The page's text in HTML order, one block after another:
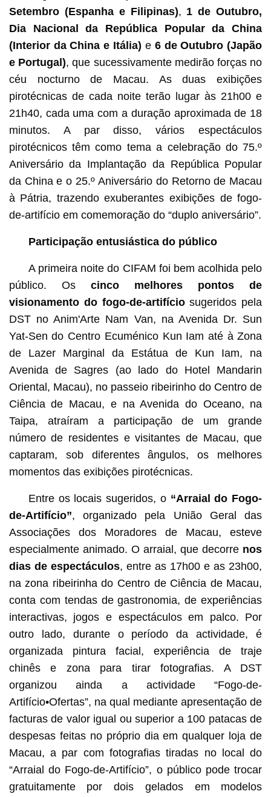
Setembro (Espanha e Filipinas), 1 de Outubro,
Dia Nacional da República Popular da China
(Interior da China e Itália) e 6 de Outubro (Japão
e Portugal), que sucessivamente medirão forças no
céu nocturno de Macau. As duas exibições
pirotécnicas de cada noite terão lugar às 21h00 e
21h40, cada uma com a duração aproximada de 18
minutos. A par disso, vários espectáculos
pirotécnicos têm como tema a celebração do 75.º
Aniversário da Implantação da República Popular
da China e o 25.º Aniversário do Retorno de Macau
à Pátria, trazendo exuberantes exibições de fogo-
de-artifício em comemoração do “duplo aniversário”.
Participação entusiástica do público
A primeira noite do CIFAM foi bem acolhida pelo
público. Oscinco melhores pontos de
visionamento do fogo-de-artifíciosugeridos pela
DST no Anim'Arte Nam Van, na Avenida Dr. Sun
Yat-Sen do Centro Ecuménico Kun Iam até à Zona
de Lazer Marginal da Estátua de Kun Iam, na
Avenida de Sagres (ao lado do Hotel Mandarin
Oriental, Macau), no passeio ribeirinho do Centro de
Ciência de Macau, e na Avenida do Oceano, na
Taipa, atraíram a participação de um grande
número de residentes e visitantes de Macau, que
captaram, sob diferentes ângulos, os melhores
momentos das exibições pirotécnicas.
Entre os locais sugeridos, o “Arraial do Fogo-
de-Artifício”, organizado pela União Geral das
Associações dos Moradores de Macau, esteve
especialmente animado. O arraial, que decorre nos
dias de espectáculos, entre as 17h00 e as 23h00,
na zona ribeirinha do Centro de Ciência de Macau,
conta com tendas de gastronomia, de experiências
interactivas, jogos e espectáculos em palco. Por
outro lado, durante o período da actividade, é
organizada pintura facial, experiência de traje
chinês e zona para tirar fotografias. A DST
organizou ainda a actividade “Fogo-de-
Artifício•Ofertas”, na qual mediante apresentação de
facturas de valor igual ou superior a 100 patacas de
despesas feitas no próprio dia em qualquer loja de
Macau, a par com fotografias tiradas no local do
“Arraial do Fogo-de-Artifício”, o público pode trocar
gratuitamente por dois gelados em modelos